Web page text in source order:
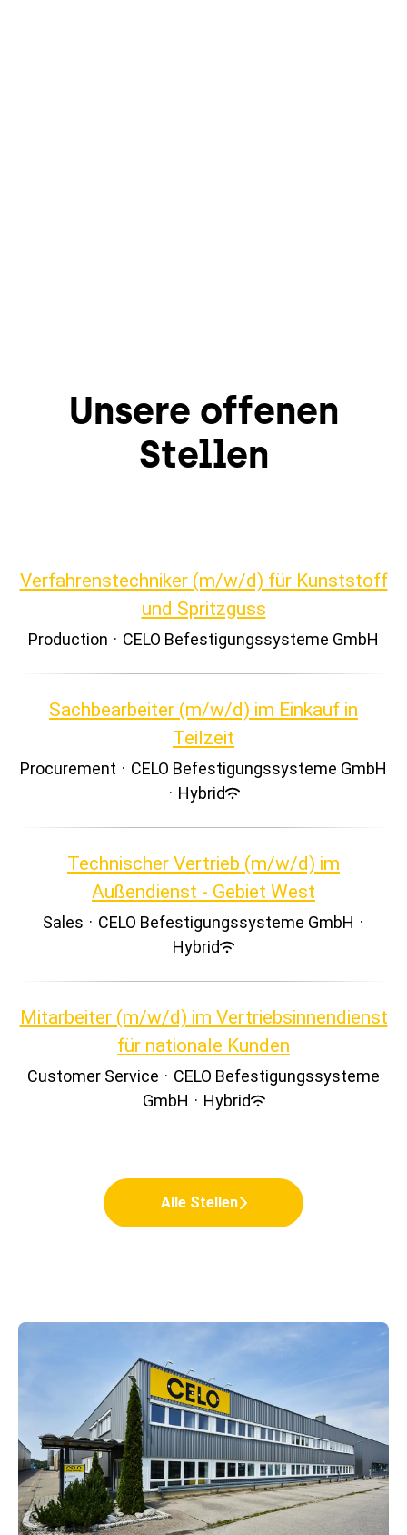
Unsere offenen
Stellen
Verfahrenstechniker (m/w/d) für Kunststoff
und Spritzguss
Production · CELO Befestigungssysteme GmbH
Sachbearbeiter (m/w/d) im Einkauf in
Teilzeit
Procurement · CELO Befestigungssysteme GmbH
· Hybrid
Technischer Vertrieb (m/w/d) im
Außendienst - Gebiet West
Sales · CELO Befestigungssysteme GmbH ·
Hybrid
Mitarbeiter (m/w/d) im Vertriebsinnendienst
für nationale Kunden
Customer Service · CELO Befestigungssysteme
GmbH · Hybrid
Alle Stellen